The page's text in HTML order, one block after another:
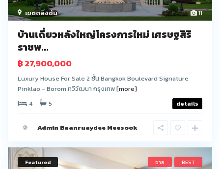
11
เขตตลิ่งชัน
บ้านเดี่ยวหลังใหญ่โครงการใหม่ เศรษฐสิริ
ราชพ...
฿ 27,900,000
Luxury House For Sale 2 ชั้น Bangkok Boulevard Signature
Pinklao - Borom ทวีวัฒนา กรุงเทพ[more]
4
5 details
Admin Baanruaydee Meesook
Featured ขาย BEST